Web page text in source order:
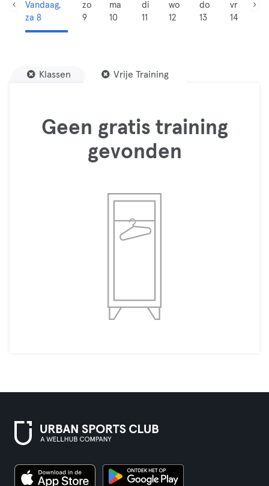
Vandaag,
za 8
zo
9
ma
10
di
11
wo
12
do
13
vr
14
Klassen Vrije Training
Geen gratis training
gevonden